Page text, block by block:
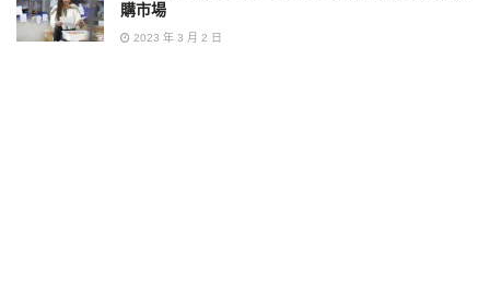
購市場
2023 年 3 月 2 日